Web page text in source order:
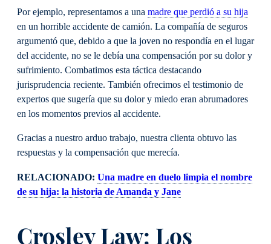
Por ejemplo, representamos a una madre que perdió a su hija
en un horrible accidente de camión. La compañía de seguros
argumentó que, debido a que la joven no respondía en el lugar
del accidente, no se le debía una compensación por su dolor y
sufrimiento. Combatimos esta táctica destacando
jurisprudencia reciente. También ofrecimos el testimonio de
expertos que sugería que su dolor y miedo eran abrumadores
en los momentos previos al accidente.
Gracias a nuestro arduo trabajo, nuestra clienta obtuvo las
respuestas y la compensación que merecía.
RELACIONADO: Una madre en duelo limpia el nombre
de su hija: la historia de Amanda y Jane
Crosley Law: Los